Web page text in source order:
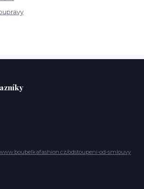
odstoupeni-od-smlouvy